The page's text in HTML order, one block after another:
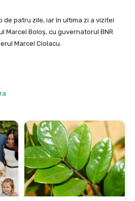
de patru zile, iar în ultima zi a vizitei
Marcel Boloș, cu guvernatorul BNR
Marcel Ciolacu.